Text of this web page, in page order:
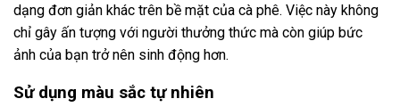
dạng đơn giản khác trên bề mặt của cà phê. Việc này không
chỉ gây ấn tượng với người thưởng thức mà còn giúp bức
ảnh của bạn trở nên sinh động hơn.
Sử dụng màu sắc tự nhiên